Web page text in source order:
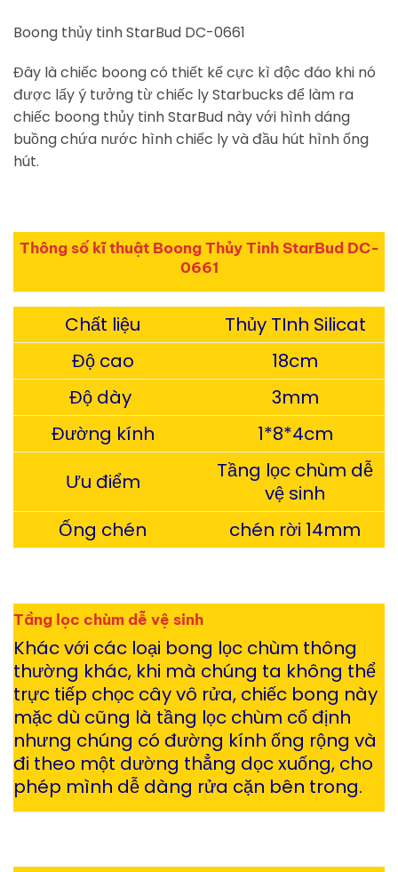
Boong thủy tinh StarBud DC-0661
Đây là chiếc boong có thiết kế cực kì độc đáo khi nó
được lấy ý tưởng từ chiếc ly Starbucks để làm ra
chiếc boong thủy tinh StarBud này với hình dáng
buồng chứa nước hình chiếc ly và đầu hút hình ống
hút.
Thông số kĩ thuật Boong Thủy Tinh StarBud DC-
0661
Chất liệu
Thủy TInh Silicat
Độ cao
18cm
Độ dày
3mm
Đường kính
1*8*4cm
Ưu điểm
Tầng lọc chùm dễ
vệ sinh
Ống chén
chén rời 14mm
Tầng lọc chùm dễ vệ sinh
Khác với các loại bong lọc chùm thông
thường khác, khi mà chúng ta không thể
trực tiếp chọc cây vô rửa, chiếc bong này
mặc dù cũng là tầng lọc chùm cố định
nhưng chúng có đường kính ống rộng và
đi theo một dường thẳng dọc xuống, cho
phép mình dễ dàng rửa cặn bên trong.